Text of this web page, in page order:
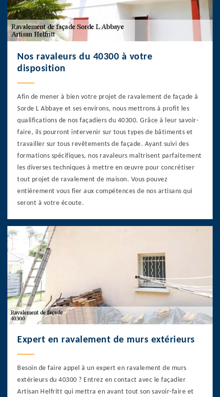
Nos ravaleurs du 40300 à votre
disposition
Afin de mener à bien votre projet de ravalement de façade à
Sorde L Abbaye et ses environs, nous mettrons à profit les
qualifications de nos façadiers du 40300. Grâce à leur savoir-
faire, ils pourront intervenir sur tous types de bâtiments et
travailler sur tous revêtements de façade. Ayant suivi des
formations spécifiques, nos ravaleurs maîtrisent parfaitement
les diverses techniques à mettre en œuvre pour concrétiser
tout projet de ravalement de maison. Vous pouvez
entièrement vous fier aux compétences de nos artisans qui
seront à votre écoute.
Expert en ravalement de murs extérieurs
Besoin de faire appel à un expert en ravalement de murs
extérieurs du 40300 ? Entrez en contact avec le façadier
Artisan Helfritt qui mettra en avant tout son savoir-faire et